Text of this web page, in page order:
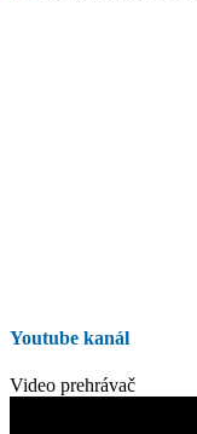
Youtube kanál
Video prehrávač